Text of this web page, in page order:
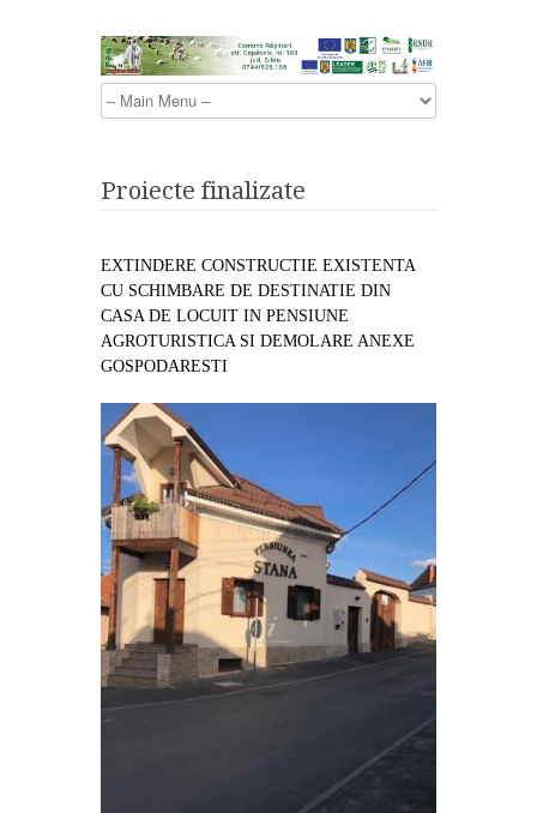
Proiecte finalizate
EXTINDERE CONSTRUCTIE EXISTENTA
CU SCHIMBARE DE DESTINATIE DIN
CASA DE LOCUIT IN PENSIUNE
AGROTURISTICA SI DEMOLARE ANEXE
GOSPODARESTI